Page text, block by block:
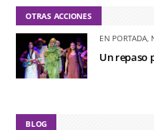
OTRAS ACCIONES
EN PORTADA,
Un repaso
BLOG